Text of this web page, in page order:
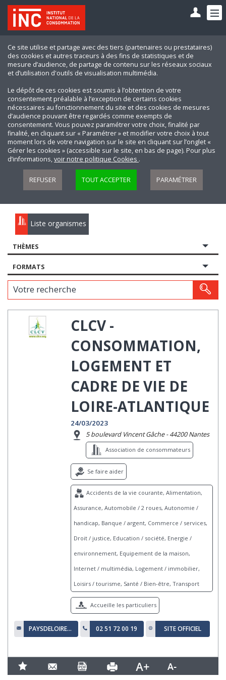
Ce site utilise et partage avec des tiers (partenaires ou prestataires)
des cookies et autres traceurs à des fins de statistiques et de
mesure d’audience, de partage de contenu sur les réseaux sociaux
et d’utilisation d'outils de visualisation multimédia.
Le dépôt de ces cookies est soumis à l’obtention de votre
consentement préalable à l’exception de certains cookies
nécessaires au fonctionnement du site et des cookies de mesures
d’audience pouvant être regardés comme exempts de
consentement. Vous pouvez paramétrer votre choix, finalité par
finalité, en cliquant sur « Paramétrer » et modifier votre choix à tout
moment lors de votre navigation sur le site en cliquant sur l’onglet «
Gérer les cookies » (accessible sur le site, en bas de page). Pour plus
d’informations,voir notre politique Cookies .
REFUSER TOUT ACCEPTER PARAMÉTRER
Liste organismes
THÈMES
FORMATS
Votre recherche
CLCV -
CONSOMMATION,
LOGEMENT ET
CADRE DE VIE DE
LOIRE-ATLANTIQUE
24/03/2023
5 boulevard Vincent Gâche - 44200 Nantes
Association de consommateurs
Se faire aider
Accidents de la vie courante, Alimentation,
Assurance, Automobile / 2 roues, Autonomie /
handicap, Banque / argent, Commerce / services,
Droit / justice, Education / société, Energie /
environnement, Equipement de la maison,
Internet / multimédia, Logement / immobilier,
Loisirs / tourisme, Santé / Bien-être, Transport
Accueille les particuliers
PAYSDELOIRE@CLCV.ORG 02 51 72 00 19 SITE OFFICIEL